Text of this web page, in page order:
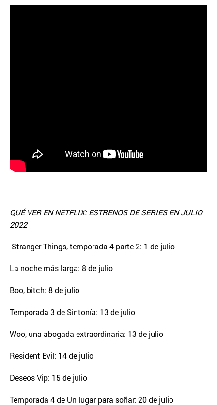
QUÉ VER EN NETFLIX: ESTRENOS DE SERIES EN JULIO
2022
Stranger Things, temporada 4 parte 2: 1 de julio
La noche más larga: 8 de julio
Boo, bitch: 8 de julio
Temporada 3 de Sintonía: 13 de julio
Woo, una abogada extraordinaria: 13 de julio
Resident Evil: 14 de julio
Deseos Vip: 15 de julio
Temporada 4 de Un lugar para soñar: 20 de julio